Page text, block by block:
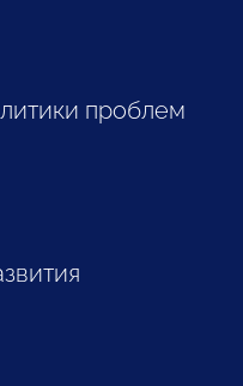
проблем